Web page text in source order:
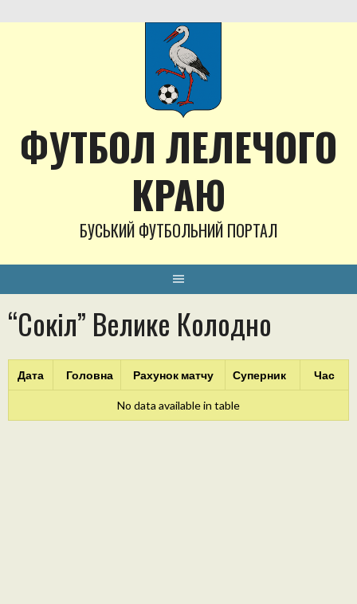
to
ФУТБОЛ ЛЕЛЕЧОГО
КРАЮ
БУСЬКИЙ ФУТБОЛЬНИЙ ПОРТАЛ
“Сокіл” Велике Колодно
Дата Головна Рахунок матчу Суперник Час
No data available in table